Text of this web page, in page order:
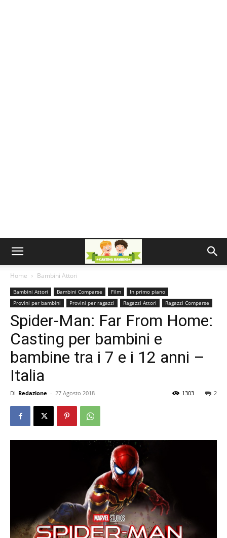
Home Bambini Attori
Bambini Attori Bambini Comparse Film
In primo piano
Provini per bambini
Provini per ragazzi Ragazzi Attori Ragazzi Comparse
Spider-Man: Far From Home:
Casting per bambini e
bambine tra i 7 e i 12 anni –
Italia
Di Redazione - 27 Agosto 2018 2
1303